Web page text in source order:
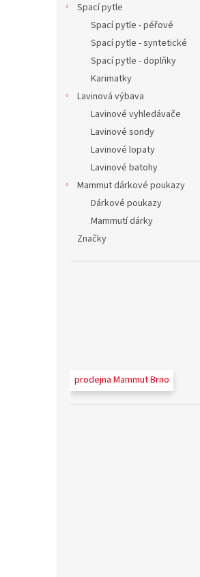
Spací pytle
Spací pytle - péřové
Spací pytle - syntetické
Spací pytle - doplňky
Karimatky
Lavinová výbava
Lavinové vyhledávače
Lavinové sondy
Lavinové lopaty
Lavinové batohy
Mammut dárkové poukazy
Dárkové poukazy
Mammutí dárky
Značky
prodejna Mammut Brno